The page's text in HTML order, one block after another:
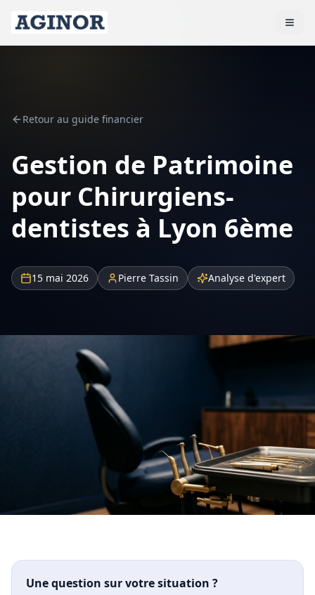
Retour au guide financier
Gestion de Patrimoine
pour Chirurgiens-
dentistes à Lyon 6ème
15 mai 2026 Pierre Tassin Analyse d'expert
Une question sur votre situation ?